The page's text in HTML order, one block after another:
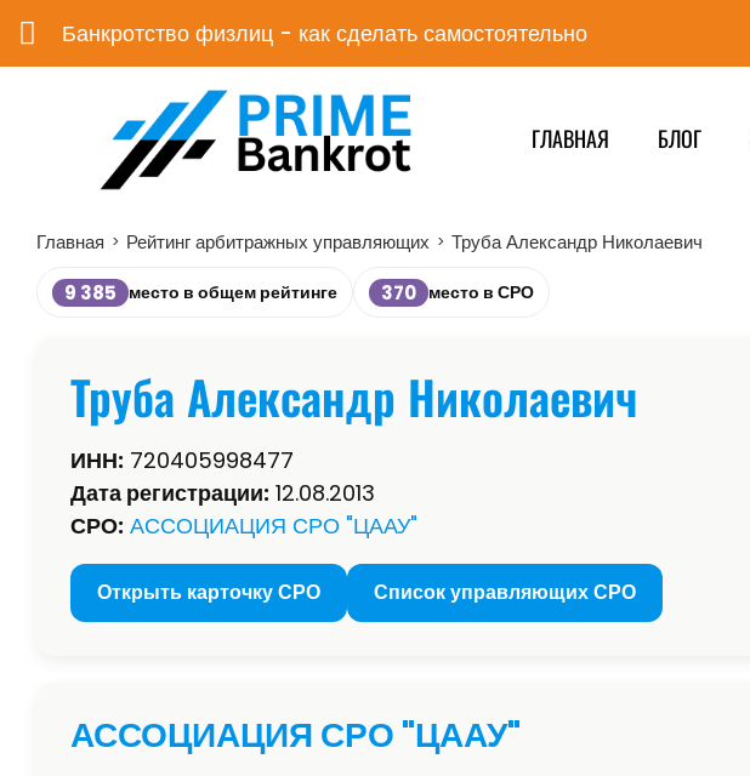
Банкротство физлиц - как сделать самостоятельно
ГЛАВНАЯ БЛОГ
Главная > Рейтинг арбитражных управляющих > Труба Александр Николаевич
9 385 место в общем рейтинге 370 место в СРО
Труба Александр Николаевич
ИНН: 720405998477
Дата регистрации: 12.08.2013
СРО: АССОЦИАЦИЯ СРО "ЦААУ"
Открыть карточку СРО Список управляющих СРО
АССОЦИАЦИЯ СРО "ЦААУ"